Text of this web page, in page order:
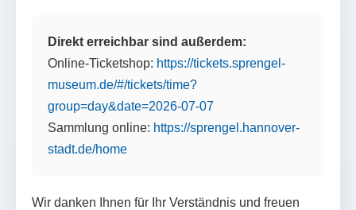
Direkt erreichbar sind außerdem:
Online-Ticketshop: https://tickets.sprengel-
museum.de/#/tickets/time?
group=day&date=2026-07-07
Sammlung online: https://sprengel.hannover-
stadt.de/home
Wir danken Ihnen für Ihr Verständnis und freuen